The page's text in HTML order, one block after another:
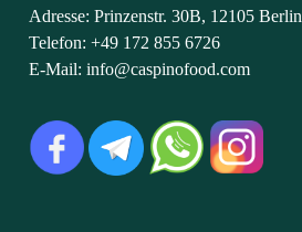
Adresse: Prinzenstr. 30B, 12105 Berlin
Telefon: +49 172 855 6726
E-Mail: info@caspinofood.com